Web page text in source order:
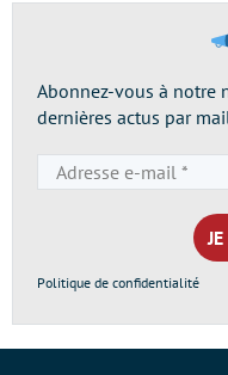
Abonnez-vous à notre
dernières actus par
Politique de confidentialité